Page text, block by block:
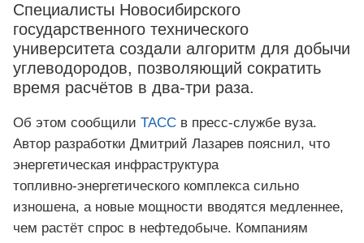
Специалисты Новосибирского
государственного технического
университета создали алгоритм для добычи
углеводородов, позволяющий сократить
время расчётов в два‑три раза.
Об этом сообщили ТАСС в пресс‑службе вуза.
Автор разработки Дмитрий Лазарев пояснил, что
энергетическая инфраструктура
топливно‑энергетического комплекса сильно
изношена, а новые мощности вводятся медленнее,
чем растёт спрос в нефтедобыче. Компаниям